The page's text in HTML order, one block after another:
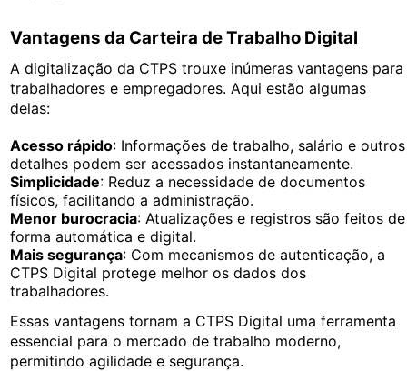
Vantagens da Carteira de Trabalho Digital
A digitalização da CTPS trouxe inúmeras vantagens para
trabalhadores e empregadores. Aqui estão algumas
delas:
Acesso rápido: Informações de trabalho, salário e outros
detalhes podem ser acessados instantaneamente.
Simplicidade: Reduz a necessidade de documentos
físicos, facilitando a administração.
Menor burocracia: Atualizações e registros são feitos de
forma automática e digital.
Mais segurança: Com mecanismos de autenticação, a
CTPS Digital protege melhor os dados dos
trabalhadores.
Essas vantagens tornam a CTPS Digital uma ferramenta
essencial para o mercado de trabalho moderno,
permitindo agilidade e segurança.